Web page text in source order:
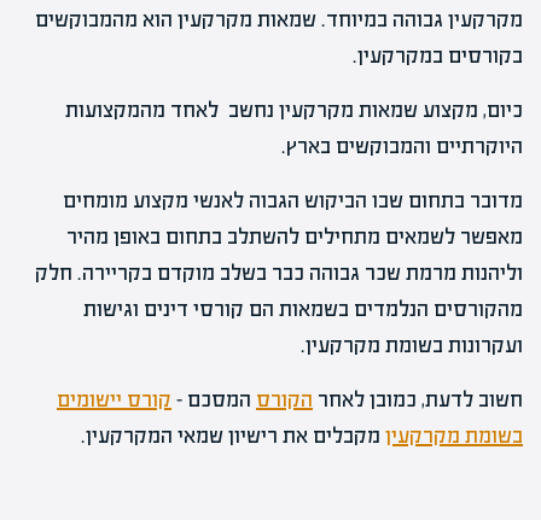
מקרקעין גבוהה במיוחד. שמאות מקרקעין הוא מהמבוקשים
בקורסים במקרקעין.
כיום, מקצוע שמאות מקרקעין נחשב לאחד מהמקצועות
היוקרתיים והמבוקשים בארץ.
מדובר בתחום שבו הביקוש הגבוה לאנשי מקצוע מומחים
מאפשר לשמאים מתחילים להשתלב בתחום באופן מהיר
וליהנות מרמת שכר גבוהה כבר בשלב מוקדם בקריירה. חלק
מהקורסים הנלמדים בשמאות הם קורסי דינים וגישות
ועקרונות בשומת מקרקעין.
חשוב לדעת, כמובן לאחר הקורס המסכם – קורס יישומים
בשומת מקרקעין מקבלים את רישיון שמאי המקרקעין.